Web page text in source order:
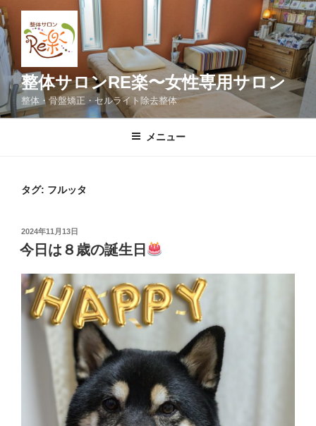
コ
ン
テ
ン
へ
ス
整体サロンRE楽〜女性専用サロン
整体・骨盤矯正・セルライト除去整体
メニュー
タグ: フルッタ
投
稿
日:
2024年11月13日
今日は８歳の誕生日